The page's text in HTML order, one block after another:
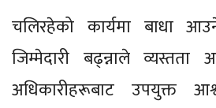
चलिरहेको कार्यमा बाधा
जिम्मेदारी बढ्न्नाले व्यस्तता
अधिकारीहरूबाट उपयुक्त